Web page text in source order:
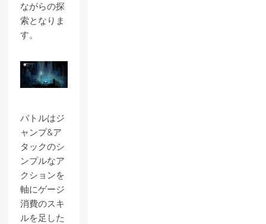
ながらの探
索となりま
す。
バトルはジ
ャンプ&ア
タックのシ
ンプルなア
クションを
軸にゲージ
消費のスキ
ルを足した